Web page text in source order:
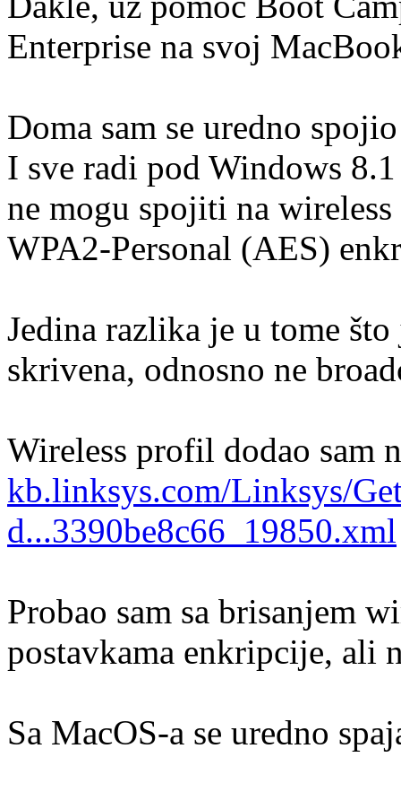
Enterprise na svoj
Doma sam se uredno
I sve radi pod Windows
ne mogu spojiti na
WPA2-Personal (AES)
Jedina razlika je u tome
skrivena, odnosno ne
Wireless profil dodao sam
kb.linksys.com/Linksys/
d...3390be8c66_19850.xml
Probao sam sa brisanjem
postavkama enkripcije, ali
Sa MacOS-a se uredno